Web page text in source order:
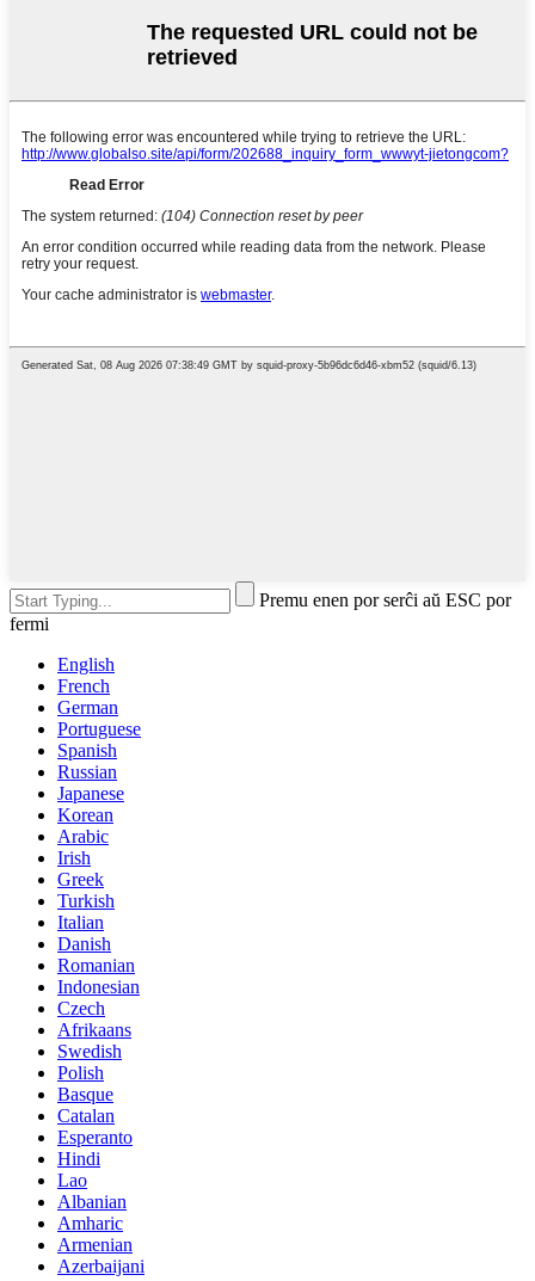
Premu enen por serĉi aŭ ESC por
fermi
English
French
German
Portuguese
Spanish
Russian
Japanese
Korean
Arabic
Irish
Greek
Turkish
Italian
Danish
Romanian
Indonesian
Czech
Afrikaans
Swedish
Polish
Basque
Catalan
Esperanto
Hindi
Lao
Albanian
Amharic
Armenian
Azerbaijani